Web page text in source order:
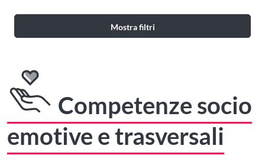
Mostra filtri
Competenze socio
emotive e trasversali